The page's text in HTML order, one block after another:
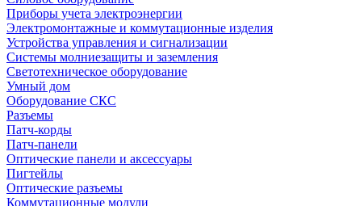
Приборы учета электроэнергии
Электромонтажные и коммутационные изделия
Устройства управления и сигнализации
Системы молниезащиты и заземления
Светотехническое оборудование
Умный дом
Оборудование СКС
Разъемы
Патч-корды
Патч-панели
Оптические панели и аксессуары
Пигтейлы
Оптические разъемы
Коммутационные модули